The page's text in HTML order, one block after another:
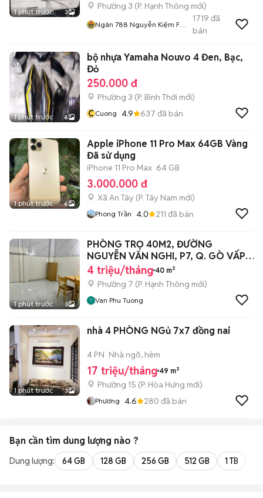
1 phút trước 3
Phường 3 (P. Hạnh Thông mới)
Ngân 788 Nguyễn Kiệm F3
1719 đã
bán
1 phút trước 6
bộ nhựa Yamaha Nouvo 4 Đen, Bạc,
Đỏ
250.000 đ
Phường 3 (P. Bình Thới mới)
CCuong 4.9 637 đã bán
1 phút trước 6
Apple iPhone 11 Pro Max 64GB Vàng
Đã sử dụng
iPhone 11 Pro Max 64 GB
3.000.000 đ
Xã An Tây (P. Tây Nam mới)
Phong Trần 4.0 211 đã bán
1 phút trước 3
PHÒNG TRỌ 40M2, ĐƯỜNG
NGUYỄN VĂN NGHI, P7, Q. GÒ VẤP,
TP. HCM
4 triệu/tháng 40 m²
Phường 7 (P. Hạnh Thông mới)
Van Phu Tuong
1 phút trước 3
nhà 4 PHÒNG NGủ 7x7 đồng nai
4 PN Nhà ngõ, hẻm
17 triệu/tháng 49 m²
Phường 15 (P. Hòa Hưng mới)
Phương 4.6 280 đã bán
Bạn cần tìm dung lượng nào ?
Dung lượng: 64 GB 128 GB 256 GB 512 GB 1 TB